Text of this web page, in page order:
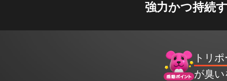
強力かつ持続
トリ
が臭